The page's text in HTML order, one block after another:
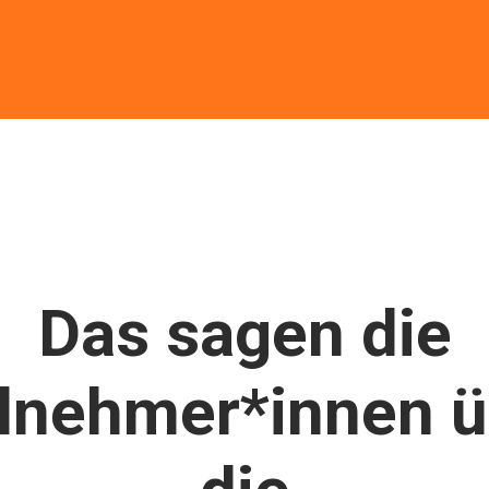
Das sagen die